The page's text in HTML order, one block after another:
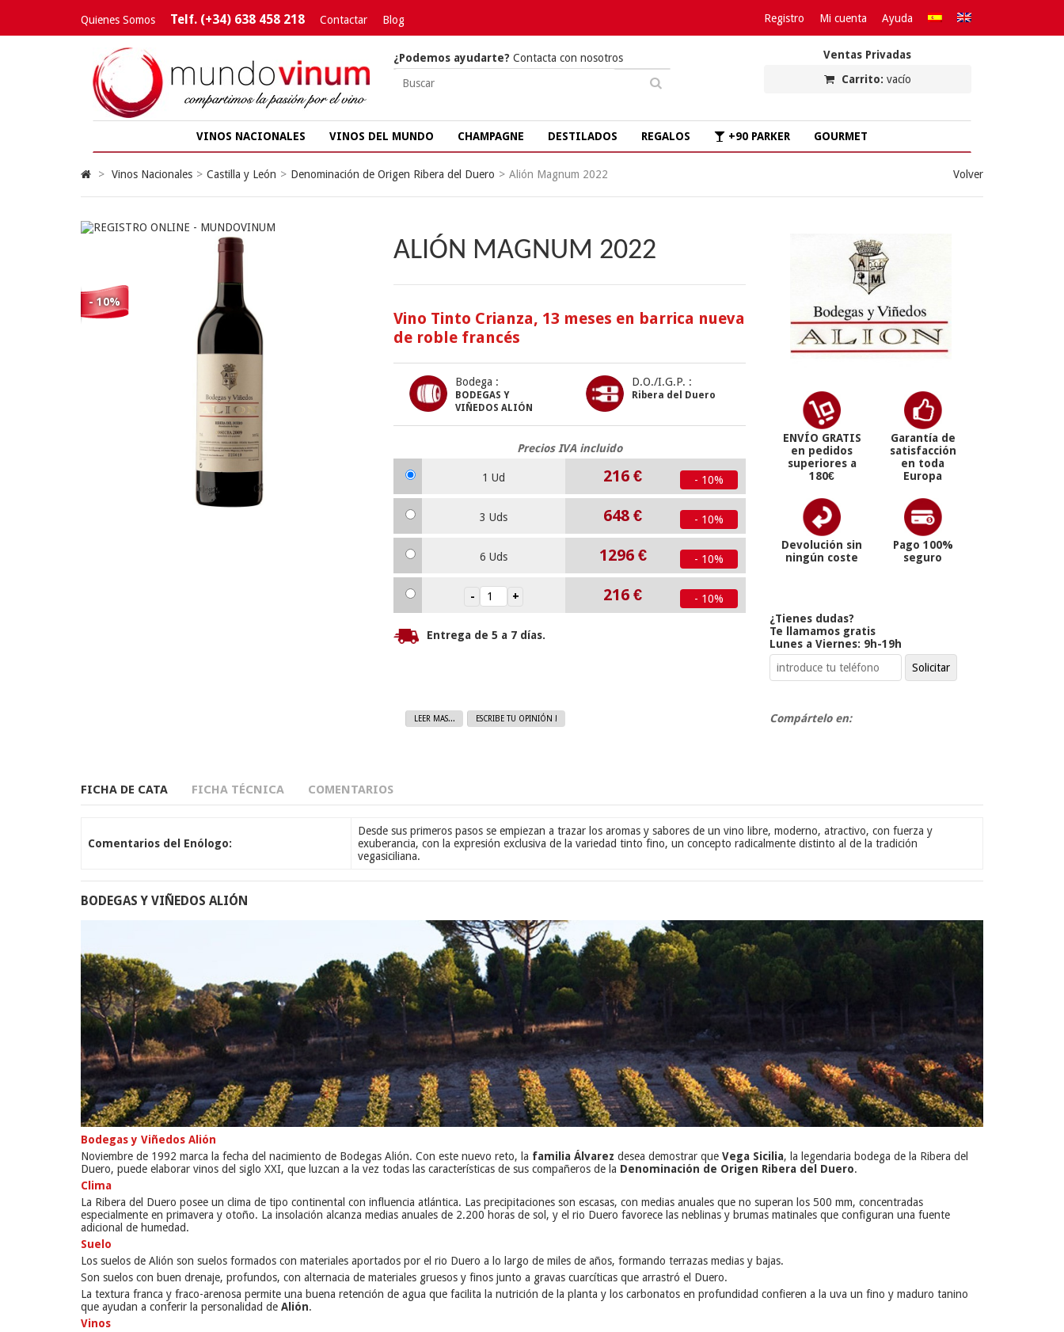
Quienes Somos Telf. (+34) 638 458 218 Contactar Blog Registro Mi cuenta Ayuda
Ventas Privadas
Carrito: vacío
¿Podemos ayudarte? Contacta con nosotros
VINOS NACIONALES VINOS DEL MUNDO CHAMPAGNE DESTILADOS REGALOS +90 PARKER GOURMET
> Vinos Nacionales > Castilla y León > Denominación de Origen Ribera del Duero > Alión Magnum 2022 Volver
- 10%
ALIÓN MAGNUM 2022
Vino Tinto Crianza, 13 meses en barrica nueva
de roble francés
Bodega :
BODEGAS Y
VIÑEDOS ALIÓN
D.O./I.G.P. :
Ribera del Duero
Precios IVA incluido
1 Ud 216€ - 10%
3 Uds 648€ - 10%
6 Uds 1296 € - 10%
216€ - 10%
Entrega de 5 a 7 días.
LEER MAS... ESCRIBE TU OPINIÓN !
ENVÍO GRATIS
en pedidos
superiores a
180€
Garantía de
satisfacción
en toda
Europa
Devolución sin
ningún coste
Pago 100%
seguro
¿Tienes dudas?
Te llamamos gratis
Lunes a Viernes: 9h-19h
Compártelo en:
FICHA DE CATA FICHA TÉCNICA COMENTARIOS
Comentarios del Enólogo:
Desde sus primeros pasos se empiezan a trazar los aromas y sabores de un vino libre, moderno, atractivo, con fuerza y
exuberancia, con la expresión exclusiva de la variedad tinto fino, un concepto radicalmente distinto al de la tradición
vegasiciliana.
BODEGAS Y VIÑEDOS ALIÓN
Bodegas y Viñedos Alión
Noviembre de 1992 marca la fecha del nacimiento de Bodegas Alión. Con este nuevo reto, la familia Álvarez desea demostrar que Vega Sicilia, la legendaria bodega de la Ribera del
Duero, puede elaborar vinos del siglo XXI, que luzcan a la vez todas las características de sus compañeros de la Denominación de Origen Ribera del Duero.
Clima
La Ribera del Duero posee un clima de tipo continental con influencia atlántica. Las precipitaciones son escasas, con medias anuales que no superan los 500 mm, concentradas
especialmente en primavera y otoño. La insolación alcanza medias anuales de 2.200 horas de sol, y el rio Duero favorece las neblinas y brumas matinales que configuran una fuente
adicional de humedad.
Suelo
Los suelos de Alión son suelos formados con materiales aportados por el rio Duero a lo largo de miles de años, formando terrazas medias y bajas.
Son suelos con buen drenaje, profundos, con alternacia de materiales gruesos y finos junto a gravas cuarcíticas que arrastró el Duero.
La textura franca y fraco-arenosa permite una buena retención de agua que facilita la nutrición de la planta y los carbonatos en profundidad confieren a la uva un fino y maduro tanino
que ayudan a conferir la personalidad de Alión.
Vinos